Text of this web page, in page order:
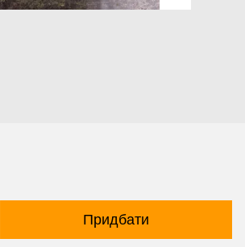
Придбати